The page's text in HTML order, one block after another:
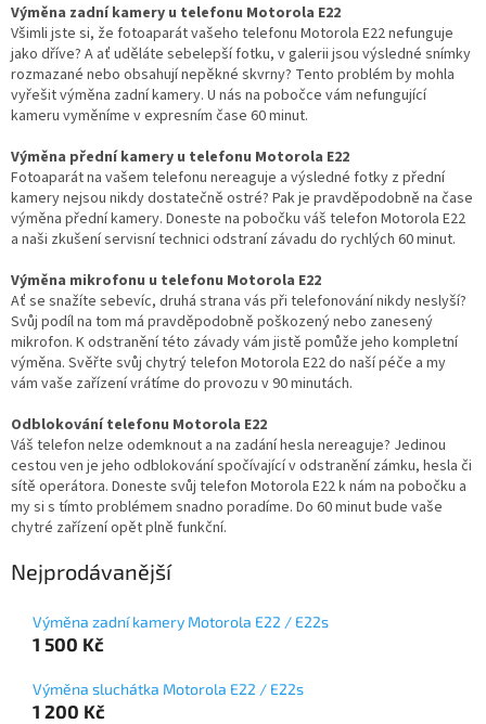
Výměna zadní kamery u telefonu Motorola E22
Všimli jste si, že fotoaparát vašeho telefonu Motorola E22 nefunguje
jako dříve? A ať uděláte sebelepší fotku, v galerii jsou výsledné snímky
rozmazané nebo obsahují nepěkné skvrny? Tento problém by mohla
vyřešit výměna zadní kamery. U nás na pobočce vám nefungující
kameru vyměníme v expresním čase 60 minut.
Výměna přední kamery u telefonu Motorola E22
Fotoaparát na vašem telefonu nereaguje a výsledné fotky z přední
kamery nejsou nikdy dostatečně ostré? Pak je pravděpodobně na čase
výměna přední kamery. Doneste na pobočku váš telefon Motorola E22
a naši zkušení servisní technici odstraní závadu do rychlých 60 minut.
Výměna mikrofonu u telefonu Motorola E22
Ať se snažíte sebevíc, druhá strana vás při telefonování nikdy neslyší?
Svůj podíl na tom má pravděpodobně poškozený nebo zanesený
mikrofon. K odstranění této závady vám jistě pomůže jeho kompletní
výměna. Svěřte svůj chytrý telefon Motorola E22 do naší péče a my
vám vaše zařízení vrátíme do provozu v 90 minutách.
Odblokování telefonu Motorola E22
Váš telefon nelze odemknout a na zadání hesla nereaguje? Jedinou
cestou ven je jeho odblokování spočívající v odstranění zámku, hesla či
sítě operátora. Doneste svůj telefon Motorola E22 k nám na pobočku a
my si s tímto problémem snadno poradíme. Do 60 minut bude vaše
chytré zařízení opět plně funkční.
Nejprodávanější
Výměna zadní kamery Motorola E22 / E22s
1 500 Kč
Výměna sluchátka Motorola E22 / E22s
1 200 Kč